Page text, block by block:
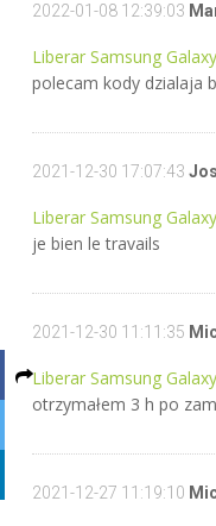
2022-01-08 12:39:03
Liberar Samsung
polecam kody dzialaja
2021-12-30 17:07:43
Liberar Samsung
je bien le travails
2021-12-30 11:11:35
Liberar Samsung
otrzymałem 3 h po
2021-12-27 11:19:10